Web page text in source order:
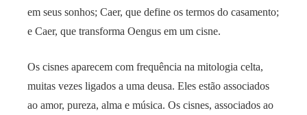
em seus sonhos; Caer, que define os termos do casamento;
e Caer, que transforma Oengus em um cisne.
Os cisnes aparecem com frequência na mitologia celta,
muitas vezes ligados a uma deusa. Eles estão associados
ao amor, pureza, alma e música. Os cisnes, associados ao